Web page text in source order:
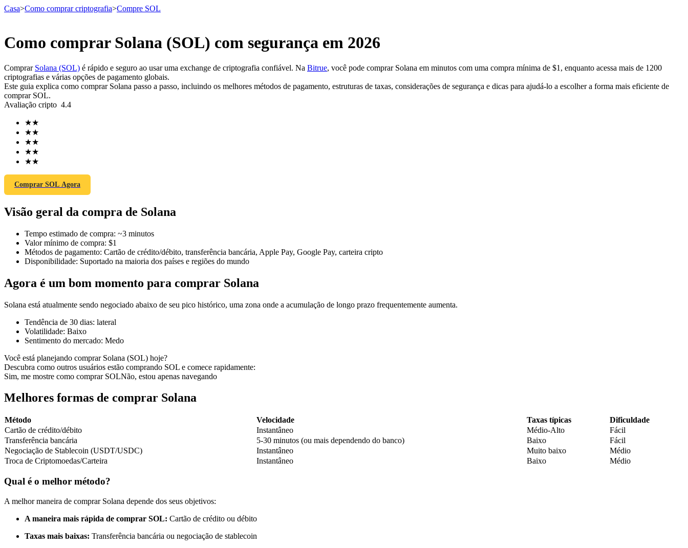
Futuros
Futuros de USDT
TradFi
Futuros de USDC
Casa>Como comprar criptografia>Compre SOL
Como comprar Solana (SOL) com segurança em 2026
Comprar Solana (SOL) é rápido e seguro ao usar uma exchange de criptografia confiável. Na Bitrue, você pode comprar Solana em minutos com uma compra mínima de $1, enquanto acessa mais de 1200
criptografias e várias opções de pagamento globais.
Este guia explica como comprar Solana passo a passo, incluindo os melhores métodos de pagamento, estruturas de taxas, considerações de segurança e dicas para ajudá-lo a escolher a forma mais eficiente de
comprar SOL.
Avaliação cripto 4.4
★★
★★
★★
★★
★★
Comprar SOL Agora
Visão geral da compra de Solana
Tempo estimado de compra: ~3 minutos
Valor mínimo de compra: $1
Métodos de pagamento: Cartão de crédito/débito, transferência bancária, Apple Pay, Google Pay, carteira cripto
Disponibilidade: Suportado na maioria dos países e regiões do mundo
Agora é um bom momento para comprar Solana
Solana está atualmente sendo negociado abaixo de seu pico histórico, uma zona onde a acumulação de longo prazo frequentemente aumenta.
Tendência de 30 dias: lateral
Volatilidade: Baixo
Sentimento do mercado: Medo
Você está planejando comprar Solana (SOL) hoje?
Descubra como outros usuários estão comprando SOL e comece rapidamente:
Sim, me mostre como comprar SOLNão, estou apenas navegando
Melhores formas de comprar Solana
Método Velocidade Taxas típicas
Dificuldade
Cartão de crédito/débito
Instantâneo Médio-Alto
Fácil
Transferência bancária
5-30 minutos (ou mais dependendo do banco) Baixo
Fácil
Negociação de Stablecoin (USDT/USDC)
Instantâneo Muito baixo
Médio
Troca de Criptomoedas/Carteira
Instantâneo Baixo Médio
Qual é o melhor método?
A melhor maneira de comprar Solana depende dos seus objetivos:
A maneira mais rápida de comprar SOL: Cartão de crédito ou débito
Taxas mais baixas: Transferência bancária ou negociação de stablecoin